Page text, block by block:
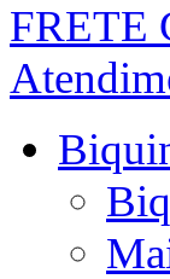
FRETE